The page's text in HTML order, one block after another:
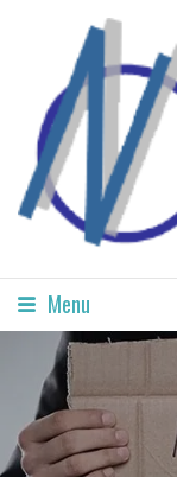
Menu